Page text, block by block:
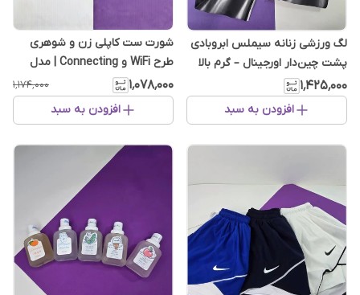
لگ ورزشی زنانه سیملس ابروبادی
پشت چین‌دار اورجینال – گرم بالا
۱٬۴۲۵٬۰۰۰
افزودن به سبد
شورت ست کاپلی زن و شوهری
طرح WiFi و Connecting | مدل
فانتزی دونفره
۱٬۰۷۸٬۰۰۰ ۱٬۱۷۴٬۰۰۰
افزودن به سبد